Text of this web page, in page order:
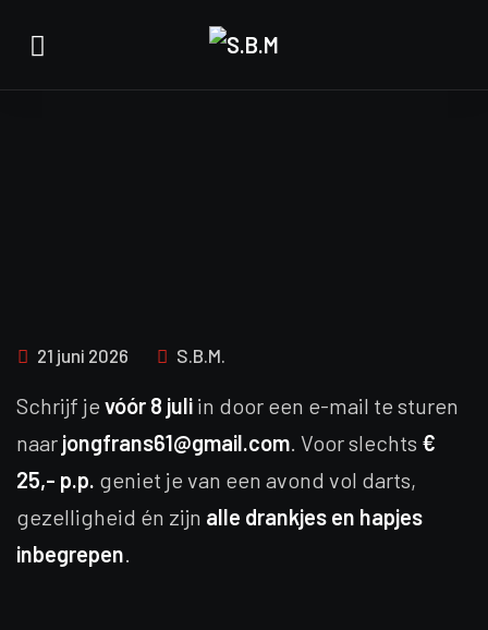
21 juni 2026 S.B.M.
Schrijf je vóór 8 juli in door een e-mail te sturen
naar jongfrans61@gmail.com. Voor slechts €
25,- p.p. geniet je van een avond vol darts,
gezelligheid én zijn alle drankjes en hapjes
inbegrepen.